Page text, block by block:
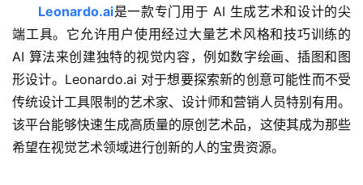
Leonardo.ai是一款专门用于 AI 生成艺术和设计的尖
端工具。它允许用户使用经过大量艺术风格和技巧训练的
AI 算法来创建独特的视觉内容，例如数字绘画、插图和图
形设计。Leonardo.ai 对于想要探索新的创意可能性而不受
传统设计工具限制的艺术家、设计师和营销人员特别有用。
该平台能够快速生成高质量的原创艺术品，这使其成为那些
希望在视觉艺术领域进行创新的人的宝贵资源。